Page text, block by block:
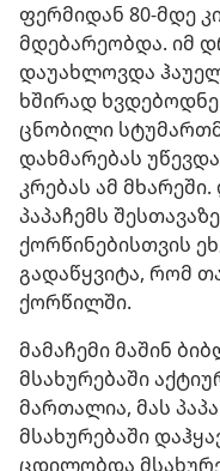
ფერმიდან 80-მდე
მდებარეობდა. იმ
დაუახლოვდა
ხშირად
ცნობილი
დახმარებას
კრებას ამ
პაპაჩემს
ქორწინებისთვის
გადაწყვიტა, რომ
ქორწილში.
მამაჩემი მაშინ
მსახურებაში
მართალია, მას
მსახურებაში
ცდილობდა